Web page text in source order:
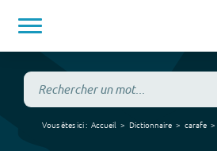
Vous êtes ici : Accueil Dictionnaire carafe